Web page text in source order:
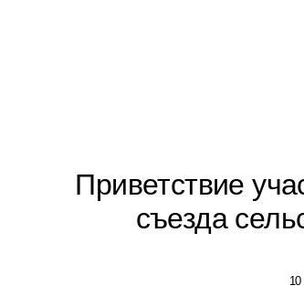
Приветствие
съезда
10